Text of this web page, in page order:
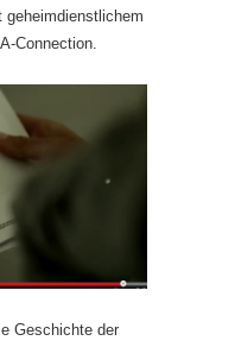
geheimdienstlichem
Connection.
Geschichte der